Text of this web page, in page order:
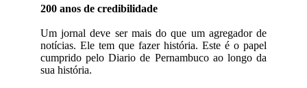
200 anos de credibilidade
Um jornal deve ser mais do que um agregador de
notícias. Ele tem que fazer história. Este é o papel
cumprido pelo Diario de Pernambuco ao longo da
sua história.